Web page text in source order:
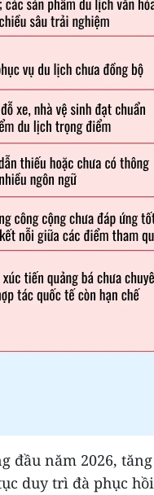
đầu năm 2026, tăng
duy trì đà phục